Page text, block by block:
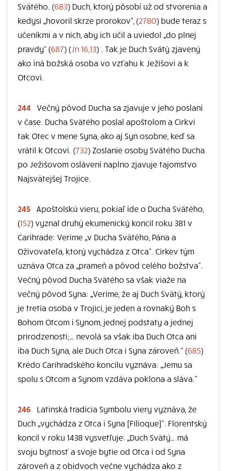
Svätého. (683) Duch, ktorý pôsobí už od stvorenia a
kedysi „hovoril skrze prorokov“, (2780) bude teraz s
učeníkmi a v nich, aby ich učil a uviedol „do plnej
pravdy“ (687) ( Jn 16,13) . Tak je Duch Svätý zjavený
ako iná božská osoba vo vzťahu k Ježišovi a k
Otcovi.
244
Večný pôvod Ducha sa zjavuje v jeho poslaní
v čase. Ducha Svätého poslal apoštolom a Cirkvi
tak Otec v mene Syna, ako aj Syn osobne, keď sa
vrátil k Otcovi. (732) Zoslanie osoby Svätého Ducha
po Ježišovom oslávení naplno zjavuje tajomstvo
Najsvätejšej Trojice.
245
Apoštolskú vieru, pokiaľ ide o Ducha Svätého,
(152) vyznal druhý ekumenický koncil roku 381 v
Carihrade: Veríme „v Ducha Svätého, Pána a
Oživovateľa, ktorý vychádza z Otca“. Cirkev tým
uznáva Otca za „prameň a pôvod celého božstva“.
Večný pôvod Ducha Svätého sa však viaže na
večný pôvod Syna: „Veríme, že aj Duch Svätý, ktorý
je tretia osoba v Trojici, je jeden a rovnaký Boh s
Bohom Otcom i Synom, jednej podstaty a jednej
prirodzenosti;… nevolá sa však iba Duch Otca ani
iba Duch Syna, ale Duch Otca i Syna zároveň.“ (685)
Krédo Carihradského koncilu vyznáva: „Jemu sa
spolu s Otcom a Synom vzdáva poklona a sláva.“
246
Latinská tradícia Symbolu viery vyznáva, že
Duch „vychádza z Otca i Syna [Filioque]“. Florentský
koncil v roku 1438 vysvetľuje: „Duch Svätý… má
svoju bytnosť a svoje bytie od Otca i od Syna
zároveň a z obidvoch večne vychádza ako z